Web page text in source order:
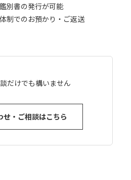
別書の発行が可能
制でのお預かり・ご返送
だけでも構いません
せ・ご相談はこちら